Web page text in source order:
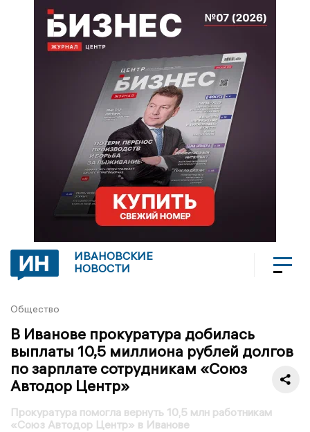
ИВАНОВСКИЕ
НОВОСТИ
Общество
В Иванове прокуратура добилась
выплаты 10,5 миллиона рублей долгов
по зарплате сотрудникам «Союз
Автодор Центр»
Прокуратура помогла вернуть 10,5 млн работникам
«Союз Автодор Центр» в Иванове